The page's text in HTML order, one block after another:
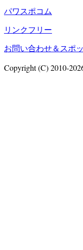
パワスポコム
リンクフリー
お問い合わせ＆スポ
Copyright (C) 2010-